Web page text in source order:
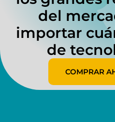
del
importar
de
COMPRAR